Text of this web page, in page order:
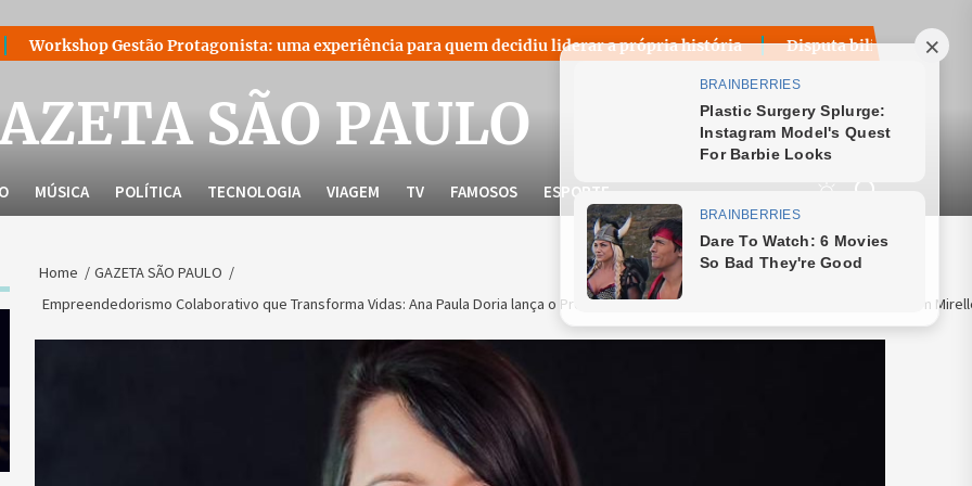
Protagonista: uma experiência para quem decidiu liderar a própria história Disputa bilionária sobre royalties do
SÃO PAULO
MÚSICA POLÍTICA TECNOLOGIA VIAGEM TV FAMOSOS ESPORTE
Home
GAZETA SÃO PAULO
Empreendedorismo Colaborativo que Transforma Vidas: Ana Paula Doria lança o Programa Decola Empreendedor Online em parceria com